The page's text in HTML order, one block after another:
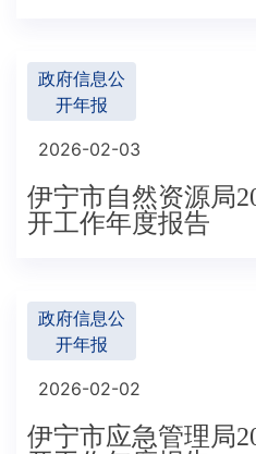
政府信息公
开年报
2026-02-03
伊宁市自然资源局
开工作年度报告
政府信息公
开年报
2026-02-02
伊宁市应急管理局